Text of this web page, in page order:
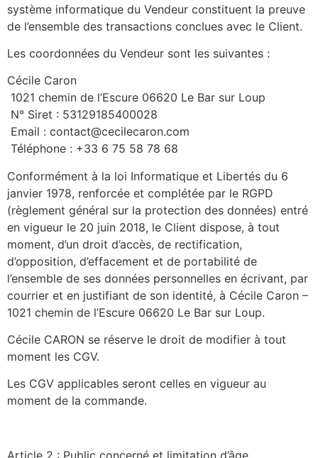
système informatique du Vendeur constituent la preuve
de l’ensemble des transactions conclues avec le Client.
Les coordonnées du Vendeur sont les suivantes :
Cécile Caron
1021 chemin de l’Escure 06620 Le Bar sur Loup
N° Siret : 53129185400028
Email : contact@cecilecaron.com
Téléphone : +33 6 75 58 78 68
Conformément à la loi Informatique et Libertés du 6
janvier 1978, renforcée et complétée par le RGPD
(règlement général sur la protection des données) entré
en vigueur le 20 juin 2018, le Client dispose, à tout
moment, d’un droit d’accès, de rectification,
d’opposition, d’effacement et de portabilité de
l’ensemble de ses données personnelles en écrivant, par
courrier et en justifiant de son identité, à Cécile Caron –
1021 chemin de l’Escure 06620 Le Bar sur Loup.
Cécile CARON se réserve le droit de modifier à tout
moment les CGV.
Les CGV applicables seront celles en vigueur au
moment de la commande.